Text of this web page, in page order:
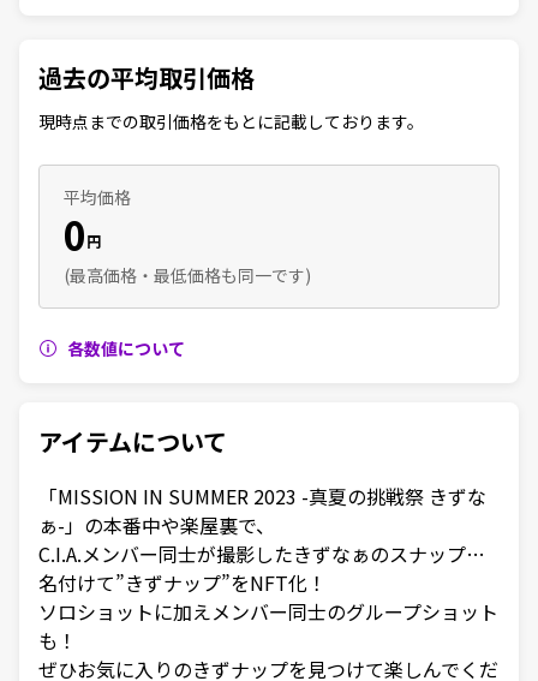
過去の平均取引価格
現時点までの取引価格をもとに記載しております。
平均価格
0円
(最高価格・最低価格も同一です)
各数値について
アイテムについて
「MISSION IN SUMMER 2023 -真夏の挑戦祭 きずな
ぁ-」の本番中や楽屋裏で、
C.I.A.メンバー同士が撮影したきずなぁのスナップ…
名付けて”きずナップ”をNFT化！
ソロショットに加えメンバー同士のグループショット
も！
ぜひお気に入りのきずナップを見つけて楽しんでくだ